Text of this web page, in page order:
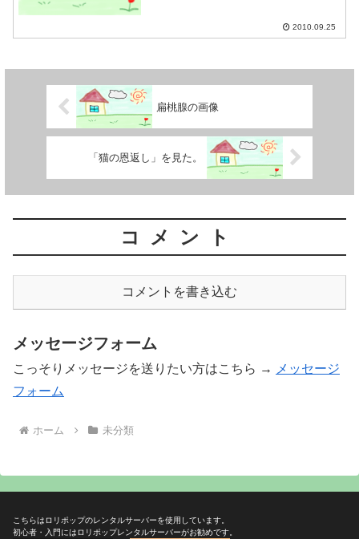
2010.09.25
扁桃腺の画像
「猫の恩返し」を見た。
コメント
コメントを書き込む
メッセージフォーム
こっそりメッセージを送りたい方はこちら →
メッセージ
フォーム
ホーム 未分類
こちらはロリポップのレンタルサーバーを使用しています。
初心者・入門にはロリポップレンタルサーバーがお勧めです。